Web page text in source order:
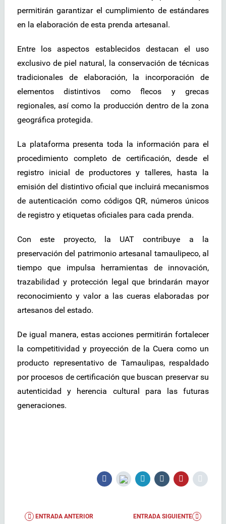
permitirán garantizar el cumplimiento de estándares
en la elaboración de esta prenda artesanal.
Entre los aspectos establecidos destacan el uso
exclusivo de piel natural, la conservación de técnicas
tradicionales de elaboración, la incorporación de
elementos distintivos como flecos y grecas
regionales, así como la producción dentro de la zona
geográfica protegida.
La plataforma presenta toda la información para el
procedimiento completo de certificación, desde el
registro inicial de productores y talleres, hasta la
emisión del distintivo oficial que incluirá mecanismos
de autenticación como códigos QR, números únicos
de registro y etiquetas oficiales para cada prenda.
Con este proyecto, la UAT contribuye a la
preservación del patrimonio artesanal tamaulipeco, al
tiempo que impulsa herramientas de innovación,
trazabilidad y protección legal que brindarán mayor
reconocimiento y valor a las cueras elaboradas por
artesanos del estado.
De igual manera, estas acciones permitirán fortalecer
la competitividad y proyección de la Cuera como un
producto representativo de Tamaulipas, respaldado
por procesos de certificación que buscan preservar su
autenticidad y herencia cultural para las futuras
generaciones.
ENTRADA ANTERIOR ENTRADA SIGUIENTE